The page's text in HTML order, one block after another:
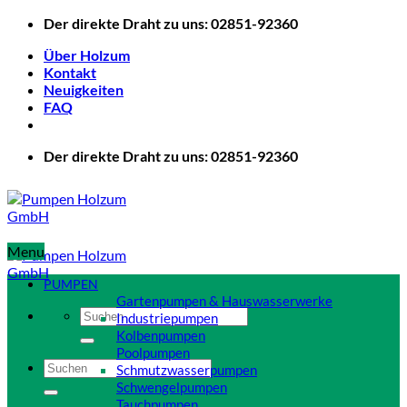
Zum
springen
Der direkte Draht zu uns: 02851-92360
Über Holzum
Kontakt
Neuigkeiten
FAQ
Der direkte Draht zu uns: 02851-92360
Suchen
nach:
Suchen
nach:
Menu
PUMPEN
Gartenpumpen & Hauswasserwerke
Industriepumpen
Kolbenpumpen
Poolpumpen
Schmutzwasserpumpen
Schwengelpumpen